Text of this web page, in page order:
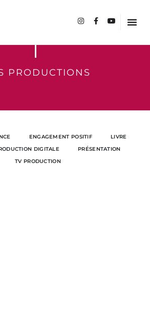
PRODUCTIONS
ENGAGEMENT POSITIF
LIVRE
DIGITALE
PRÉSENTATION
TV PRODUCTION